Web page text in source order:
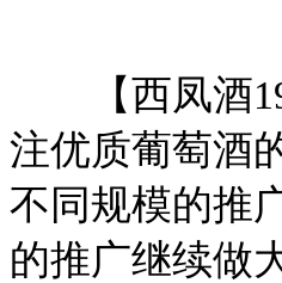
【西凤酒
注优质葡萄酒
不同规模的推
的推广继续做